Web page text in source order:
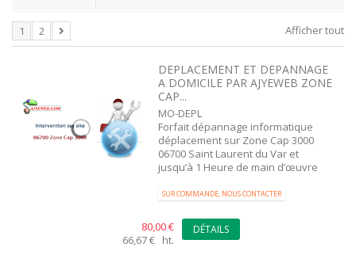
Afficher tout
1 2
DEPLACEMENT ET DEPANNAGE
A DOMICILE PAR AJYEWEB ZONE
CAP...
MO-DEPL
Forfait dépannage informatique
déplacement sur Zone Cap 3000
06700 Saint Laurent du Var et
jusqu’à 1 Heure de main d’œuvre
SUR COMMANDE, NOUS CONTACTER
80,00 €
66,67 € ht.
DÉTAILS